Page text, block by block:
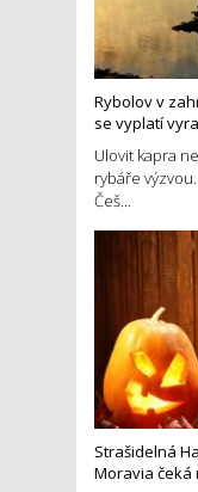
Rybolov v
se vyplatí
Ulovit kapra
rybáře
Češ...
Strašidelná
Moravia čeká